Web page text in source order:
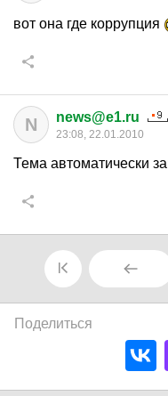
вот она где коррупция
N news@e1.ru
23:08, 22.01.2010
Тема автоматически
Поделиться